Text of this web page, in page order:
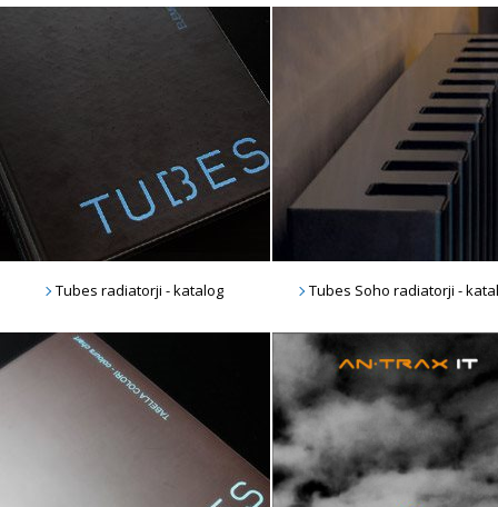
Tubes radiatorji - katalog Tubes Soho radiatorji -